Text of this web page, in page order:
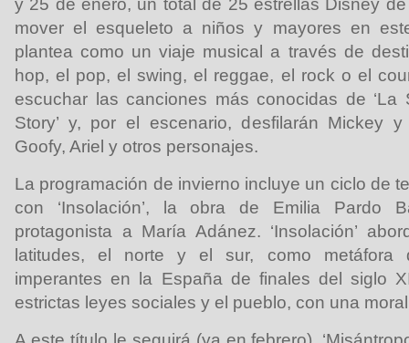
y 25 de enero, un total de 25 estrellas Disney
mover el esqueleto a niños y mayores en
plantea como un viaje musical a través de
hop, el pop, el swing, el reggae, el rock o el
escuchar las canciones más conocidas de ‘La
Story’ y, por el escenario, desfilarán Mickey
Goofy, Ariel y otros personajes.
La programación de invierno incluye un ciclo de
con ‘Insolación’, la obra de Emilia Pardo
protagonista a María Adánez. ‘Insolación’
latitudes, el norte y el sur, como metáfora
imperantes en la España de finales del siglo
estrictas leyes sociales y el pueblo, con una